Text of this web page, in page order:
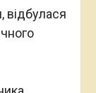
відбулася